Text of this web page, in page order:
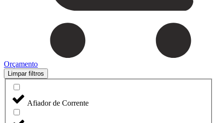
Orçamento
Limpar filtros
Afiador de Corrente